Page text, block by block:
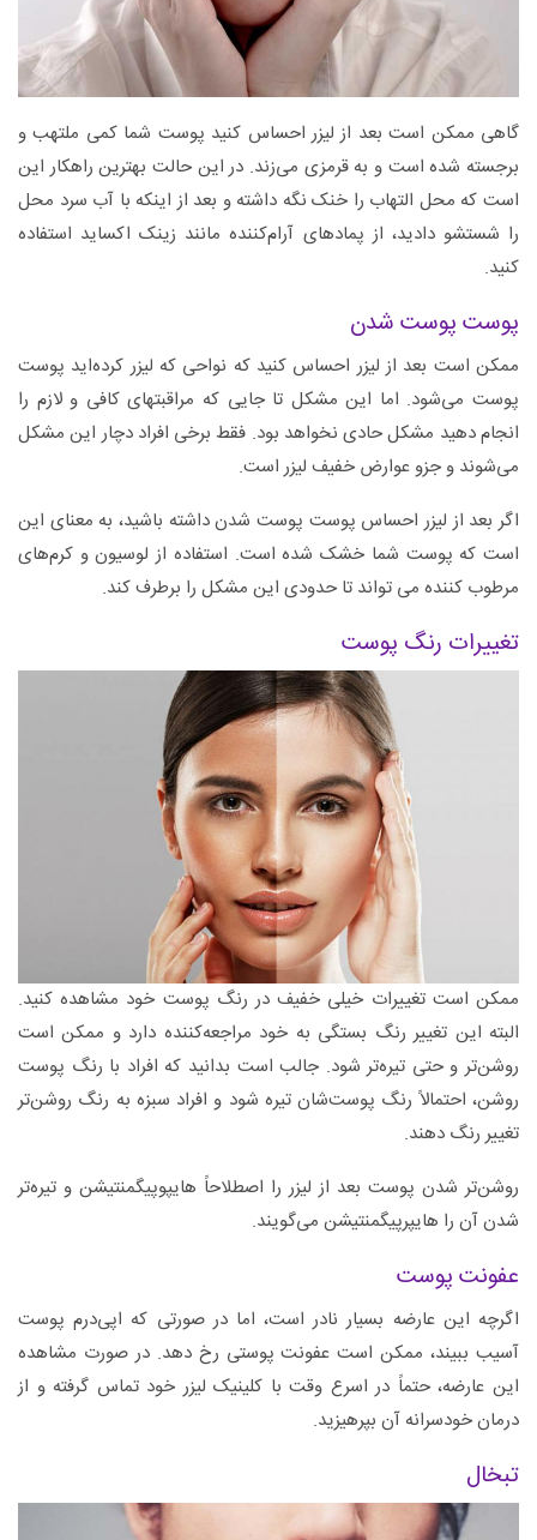
گاهی ممکن است بعد از لیزر احساس کنید پوست شما کمی ملتهب و
برجسته شده است و به قرمزی می‌زند. در این حالت بهترین راهکار این
است که محل التهاب را خنک نگه داشته و بعد از اینکه با آب سرد محل
را شستشو دادید، از پمادهای آرام‌کننده مانند زینک اکساید استفاده
کنید.
پوست پوست شدن
ممکن است بعد از لیزر احساس کنید که نواحی که لیزر کرده‌اید پوست
پوست می‌شود. اما این مشکل تا جایی که مراقبتهای کافی و لازم را
انجام دهید مشکل حادی نخواهد بود. فقط برخی افراد دچار این مشکل
می‌شوند و جزو عوارض خفیف لیزر است.
اگر بعد از لیزر احساس پوست پوست شدن داشته باشید، به معنای این
است که پوست شما خشک شده است. استفاده از لوسیون و کرم‌های
مرطوب کننده می تواند تا حدودی این مشکل را برطرف کند.
تغییرات رنگ پوست
ممکن است تغییرات خیلی خفیف در رنگ پوست خود مشاهده کنید.
البته این تغییر رنگ بستگی به خود مراجعه‌کننده دارد و ممکن است
روشن‌تر و حتی تیره‌تر شود. جالب است بدانید که افراد با رنگ پوست
روشن، احتمالاً رنگ پوست‌شان تیره شود و افراد سبزه به رنگ روشن‌تر
تغییر رنگ دهند.
روشن‌تر شدن پوست بعد از لیزر را اصطلاحاً‌ هایپوپیگمنتیشن و تیره‌تر
شدن آن را هایپرپیگمنتیشن می‌گویند.
عفونت پوست
اگرچه این عارضه بسیار نادر است، اما در صورتی که اپی‌درم پوست
آسیب ببیند، ممکن است عفونت پوستی رخ دهد. در صورت مشاهده
این عارضه، حتماً‌ در اسرع وقت با کلینیک لیزر خود تماس گرفته و از
درمان خودسرانه آن بپرهیزید.
تبخال